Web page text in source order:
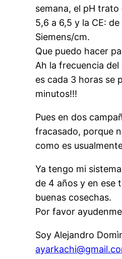
semana, el pH
5,6 a 6,5 y la CE:
Siemens/cm.
Que puedo hacer
Ah la frecuencia
es cada 3 horas se
minutos!!!
Pues en dos
fracasado, porque
como es
Ya tengo mi
de 4 años y en ese
buenas cosechas.
Por favor
Soy Alejandro